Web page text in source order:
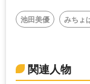
池田美優 みちょ
関連人物